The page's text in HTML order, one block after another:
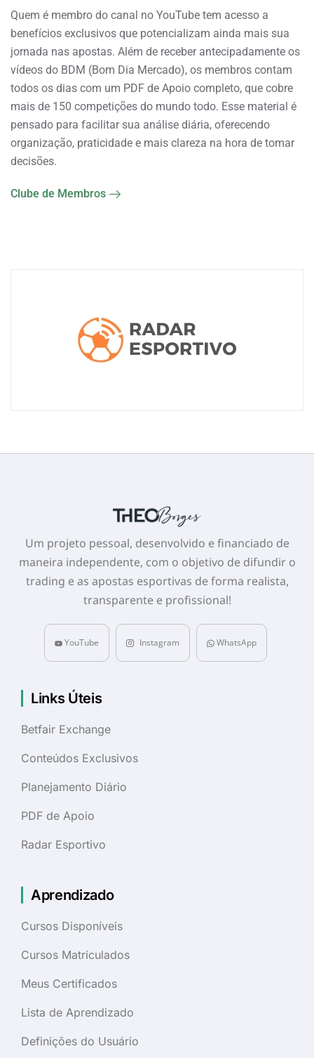
Quem é membro do canal no YouTube tem acesso a
benefícios exclusivos que potencializam ainda mais sua
jornada nas apostas. Além de receber antecipadamente os
vídeos do BDM (Bom Dia Mercado), os membros contam
todos os dias com um PDF de Apoio completo, que cobre
mais de 150 competições do mundo todo. Esse material é
pensado para facilitar sua análise diária, oferecendo
organização, praticidade e mais clareza na hora de tomar
decisões.
Clube de Membros
Um projeto pessoal, desenvolvido e financiado de
maneira independente, com o objetivo de difundir o
trading e as apostas esportivas de forma realista,
transparente e profissional!
YouTube Instagram WhatsApp
Links Úteis
Betfair Exchange
Conteúdos Exclusivos
Planejamento Diário
PDF de Apoio
Radar Esportivo
Aprendizado
Cursos Disponíveis
Cursos Matriculados
Meus Certificados
Lista de Aprendizado
Definições do Usuário